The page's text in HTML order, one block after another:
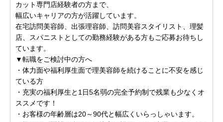
カット専門店経験者の方まで、
幅広いキャリアの方が活躍しています。
在宅訪問美容師、出張理容師、訪問美容スタイリスト、理髪
店、スパニストとしての勤務経験がある方もご応募お待ちし
ています。
▼転職をご検討中の方へ
・体力面や福利厚生面で理美容師を続けることに不安を感じ
ている方
・充実の福利厚生と1日5名弱の完全予約制で残業も少なくオ
ススメです！
・お客様の年齢層は20～90代と幅広くいらっしゃいます。